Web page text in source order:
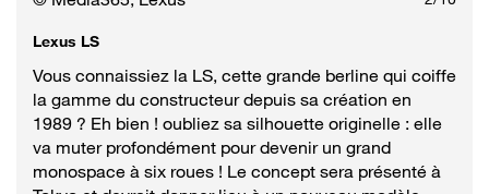
Lexus LS
Vous connaissiez la LS, cette grande berline qui coiffe
la gamme du constructeur depuis sa création en
1989 ? Eh bien ! oubliez sa silhouette originelle : elle
va muter profondément pour devenir un grand
monospace à six roues ! Le concept sera présenté à